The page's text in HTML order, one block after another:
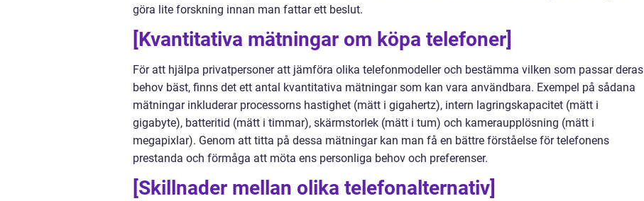
göra lite forskning innan man fattar ett beslut.
[Kvantitativa mätningar om köpa telefoner]
För att hjälpa privatpersoner att jämföra olika telefonmodeller och bestämma vilken som passar deras
behov bäst, finns det ett antal kvantitativa mätningar som kan vara användbara. Exempel på sådana
mätningar inkluderar processorns hastighet (mätt i gigahertz), intern lagringskapacitet (mätt i
gigabyte), batteritid (mätt i timmar), skärmstorlek (mätt i tum) och kameraupplösning (mätt i
megapixlar). Genom att titta på dessa mätningar kan man få en bättre förståelse för telefonens
prestanda och förmåga att möta ens personliga behov och preferenser.
[Skillnader mellan olika telefonalternativ]